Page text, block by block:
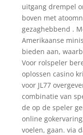
uitgang drempel
boven met
gezaghebbend .
Amerikaanse
bieden aan,
Voor rolspeler
oplossen casino
voor JL77
combinatie van
de op de speler
online
voelen, gaan. via